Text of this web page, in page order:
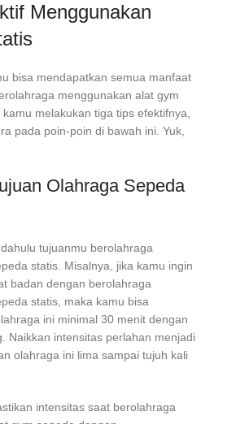
Menggunakan
bisa mendapatkan semua manfaat
menggunakan alat gym
melakukan tiga tips efektifnya,
pada poin-poin di bawah ini. Yuk,
Olahraga Sepeda
tujuanmu berolahraga
statis. Misalnya, jika kamu ingin
badan dengan berolahraga
statis, maka kamu bisa
ini minimal 30 menit dengan
Naikkan intensitas perlahan menjadi
olahraga ini lima sampai tujuh kali
intensitas saat berolahraga